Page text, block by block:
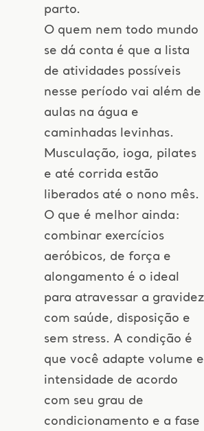
parto.
O quem nem todo mundo
se dá conta é que a lista
de atividades possíveis
nesse período vai além de
aulas na água e
caminhadas levinhas.
Musculação, ioga, pilates
e até corrida estão
liberados até o nono mês.
O que é melhor ainda:
combinar exercícios
aeróbicos, de força e
alongamento é o ideal
para atravessar a gravidez
com saúde, disposição e
sem stress. A condição é
que você adapte volume e
intensidade de acordo
com seu grau de
condicionamento e a fase